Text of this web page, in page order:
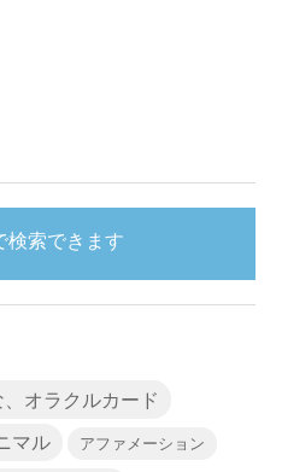
検索できます
オラクルカード
マル アファメーション